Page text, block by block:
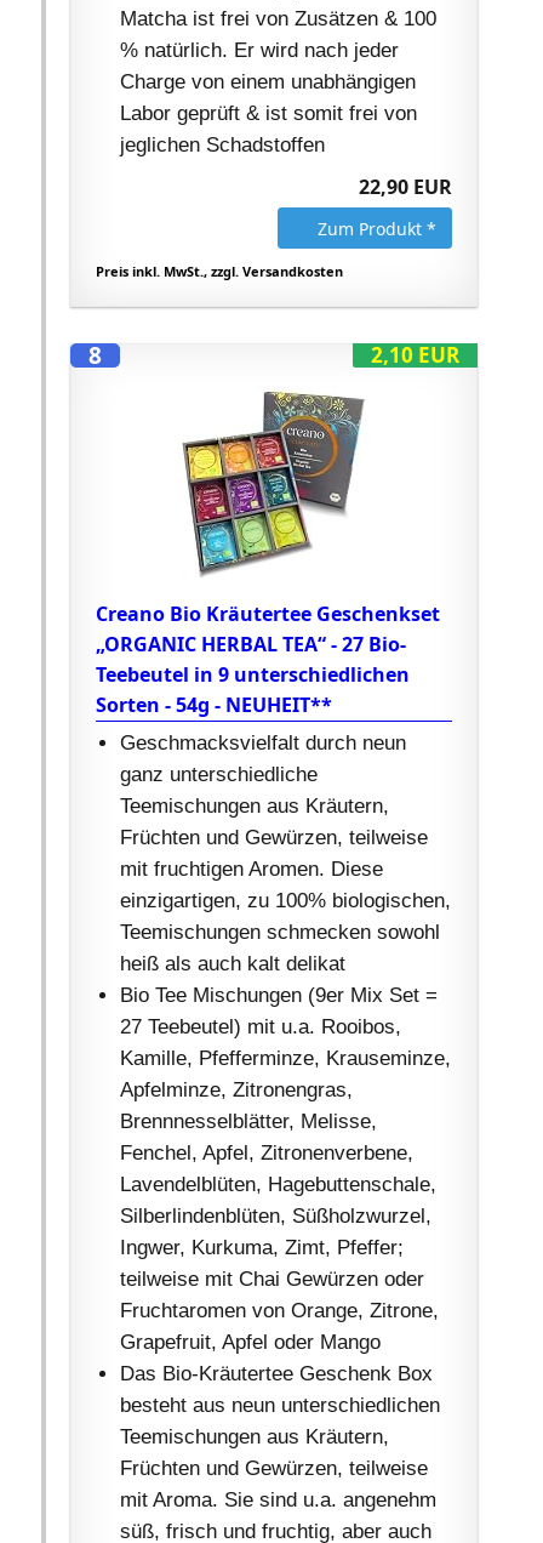
Matcha ist frei von Zusätzen & 100
% natürlich. Er wird nach jeder
Charge von einem unabhängigen
Labor geprüft & ist somit frei von
jeglichen Schadstoffen
22,90 EUR
Zum Produkt *
Preis inkl. MwSt., zzgl. Versandkosten
2,10 EUR
8
Creano Bio Kräutertee Geschenkset
„ORGANIC HERBAL TEA“ - 27 Bio-
Teebeutel in 9 unterschiedlichen
Sorten - 54g - NEUHEIT**
Geschmacksvielfalt durch neun
ganz unterschiedliche
Teemischungen aus Kräutern,
Früchten und Gewürzen, teilweise
mit fruchtigen Aromen. Diese
einzigartigen, zu 100% biologischen,
Teemischungen schmecken sowohl
heiß als auch kalt delikat
Bio Tee Mischungen (9er Mix Set =
27 Teebeutel) mit u.a. Rooibos,
Kamille, Pfefferminze, Krauseminze,
Apfelminze, Zitronengras,
Brennnesselblätter, Melisse,
Fenchel, Apfel, Zitronenverbene,
Lavendelblüten, Hagebuttenschale,
Silberlindenblüten, Süßholzwurzel,
Ingwer, Kurkuma, Zimt, Pfeffer;
teilweise mit Chai Gewürzen oder
Fruchtaromen von Orange, Zitrone,
Grapefruit, Apfel oder Mango
Das Bio-Kräutertee Geschenk Box
besteht aus neun unterschiedlichen
Teemischungen aus Kräutern,
Früchten und Gewürzen, teilweise
mit Aroma. Sie sind u.a. angenehm
süß, frisch und fruchtig, aber auch